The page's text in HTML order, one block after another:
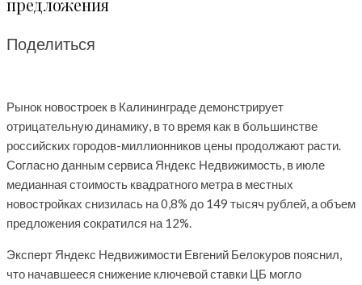
Поделиться
Рынок новостроек в Калининграде демонстрирует
отрицательную динамику, в то время как в большинстве
российских городов-миллионников цены продолжают расти.
Согласно данным сервиса Яндекс Недвижимость, в июле
медианная стоимость квадратного метра в местных
новостройках снизилась на 0,8% до 149 тысяч рублей, а объем
предложения сократился на 12%.
Эксперт Яндекс Недвижимости Евгений Белокуров пояснил,
что начавшееся снижение ключевой ставки ЦБ могло